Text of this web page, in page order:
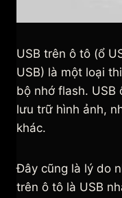
USB trên ô tô (ổ
USB) là một loại
bộ nhớ flash.
lưu trữ hình ảnh,
khác.
Đây cũng là lý do
trên ô tô là USB